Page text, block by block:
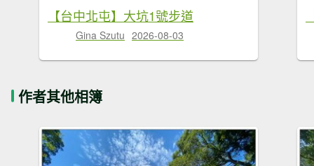
【台中北屯】大坑1號步道
Gina Szutu 2026-08-03
作者其他相簿